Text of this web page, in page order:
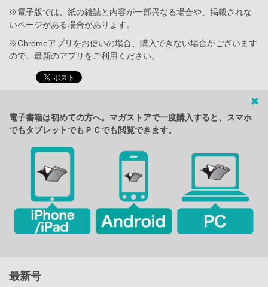
※電子版では、紙の雑誌と内容が一部異なる場合や、掲載されな
いページがある場合があります。
※Chromeアプリをお使いの場合、購入できない場合がございます
ので、最新のアプリをご利用ください。
電子書籍は初めての方へ。マガストアで一度購入すると、スマホ
でもタブレットでもＰＣでも閲覧できます。
最新号